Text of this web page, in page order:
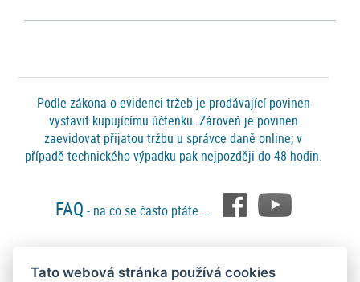
Podle zákona o evidenci tržeb je prodávající povinen
vystavit kupujícímu účtenku. Zároveň je povinen
zaevidovat přijatou tržbu u správce daně online; v
případě technického výpadku pak nejpozději do 48 hodin.
FAQ - na co se často ptáte ...
Tato webová stránka používá cookies